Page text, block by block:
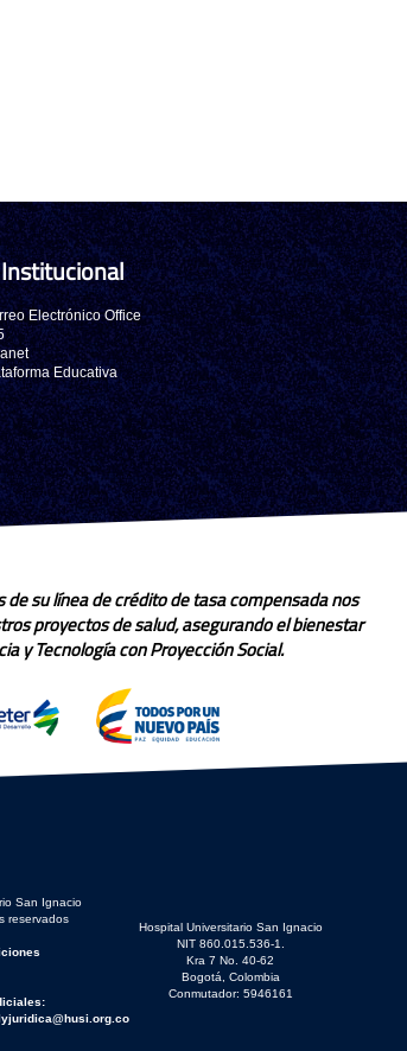
Institucional
Electrónico Office
Educativa
su línea de crédito de tasa compensada nos
proyectos de salud, asegurando el bienestar
y Tecnología con Proyección Social.
San Ignacio
reservados
Hospital Universitario San Ignacio
NIT 860.015.536-1.
Kra 7 No. 40-62
Bogotá, Colombia
Conmutador: 5946161